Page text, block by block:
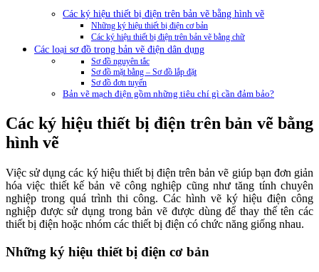
Các ký hiệu thiết bị điện trên bản vẽ bằng hình vẽ
Những ký hiệu thiết bị điện cơ bản
Các ký hiệu thiết bị điện trên bản vẽ bằng chữ
Các loại sơ đồ trong bản vẽ điện dân dụng
Sơ đồ nguyên tắc
Sơ đồ mặt bằng – Sơ đồ lắp đặt
Sơ đồ đơn tuyến
Bản vẽ mạch điện gồm những tiêu chí gì cần đảm bảo?
Các ký hiệu thiết bị điện trên bản vẽ bằng
hình vẽ
Việc sử dụng các ký hiệu thiết bị điện trên bản vẽ giúp bạn đơn giản
hóa việc thiết kế bản vẽ công nghiệp cũng như tăng tính chuyên
nghiệp trong quá trình thi công. Các hình vẽ ký hiệu điện công
nghiệp được sử dụng trong bản vẽ được dùng để thay thế tên các
thiết bị điện hoặc nhóm các thiết bị điện có chức năng giống nhau.
Những ký hiệu thiết bị điện cơ bản